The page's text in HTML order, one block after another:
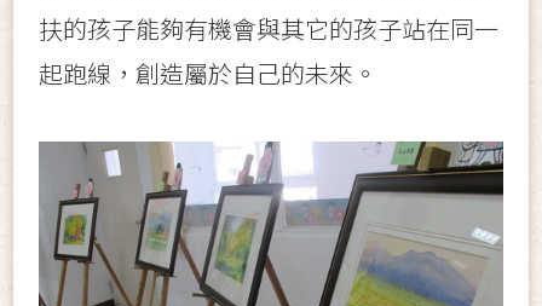
扶的孩子能夠有機會與其它的孩子站在同一
起跑線，創造屬於自己的未來。